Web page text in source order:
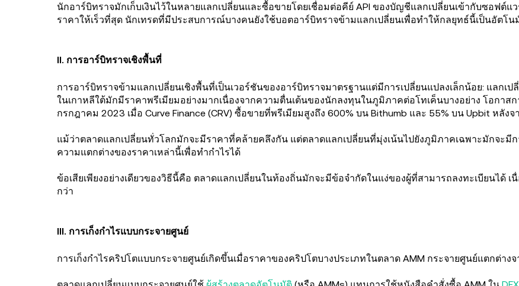
นักอาร์บิทราจมักเก็บเงินไว้ในหลายแลกเปลี่ยนและซื้อขายโดยเชื่อมต่อคีย์ API ของบัญชีแลกเปลี่ยนเข้ากับซอฟต์
ราคาให้เร็วที่สุด นักเทรดที่มีประสบการณ์บางคนยังใช้บอตอาร์บิทราจข้ามแลกเปลี่ยนเพื่อทำให้กลยุทธ์นี้เป็นอัตโน
II. การอาร์บิทราจเชิงพื้นที่
การอาร์บิทราจข้ามแลกเปลี่ยนเชิงพื้นที่เป็นเวอร์ชันของอาร์บิทราจมาตรฐานแต่มีการเปลี่ยนแปลงเล็กน้อย: แลกเ
ในเกาหลีใต้มักมีราคาพรีเมียมอย่างมากเนื่องจากความตื่นเต้นของนักลงทุนในภูมิภาคต่อโทเค็นบางอย่าง โอกาส
กรกฎาคม 2023 เมื่อ Curve Finance (CRV) ซื้อขายที่พรีเมียมสูงถึง 600% บน Bithumb และ 55% บน Upbit หลั
แม้ว่าตลาดแลกเปลี่ยนทั่วโลกมักจะมีราคาที่คล้ายคลึงกัน แต่ตลาดแลกเปลี่ยนที่มุ่งเน้นไปยังภูมิภาคเฉพาะมักจะ
ความแตกต่างของราคาเหล่านี้เพื่อทำกำไรได้
ข้อเสียเพียงอย่างเดียวของวิธีนี้คือ ตลาดแลกเปลี่ยนในท้องถิ่นมักจะมีข้อจำกัดในแง่ของผู้ที่สามารถลงทะเบียนได้
กว่า
III. การเก็งกำไรแบบกระจายศูนย์
การเก็งกำไรคริปโตแบบกระจายศูนย์เกิดขึ้นเมื่อราคาของคริปโตบางประเภทในตลาด AMM กระจายศูนย์แตกต่า